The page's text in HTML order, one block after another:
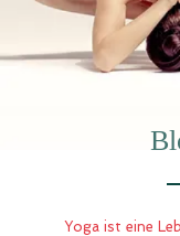
Yoga ist eine